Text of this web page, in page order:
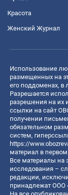
Красота
Женский Журнал
Использование
размещенных на
его поддоменах, в
Разрешается
разрешения на их
ссылки на сайт
получении
обязательном
систем,
https://
материал в
Все материалы на
исследования –
редакции,
принадлежат ООО